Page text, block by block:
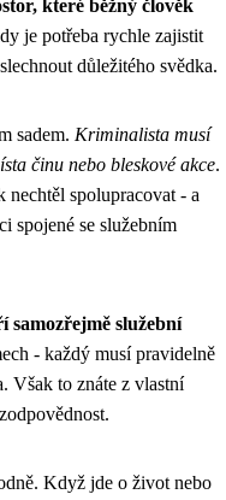
které běžný člověk
je potřeba rychle zajistit
důležitého svědka.
sadem. Kriminalista musí
činu nebo bleskové akce.
nechtěl spolupracovat - a
spojené se služebním
služební
- každý musí pravidelně
Však to znáte z vlastní
Když jde o život nebo